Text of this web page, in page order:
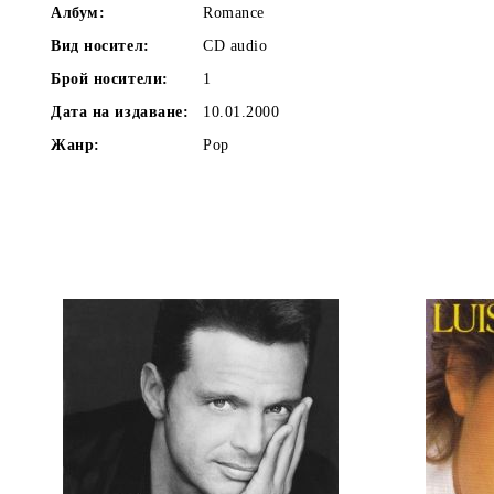
Албум:
Romance
Вид носител:
CD audio
Брой носители:
1
Дата на издаване:
10.01.2000
Жанр:
Pop